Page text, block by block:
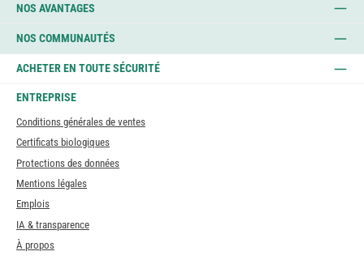
NOS AVANTAGES
NOS COMMUNAUTÉS
ACHETER EN TOUTE SÉCURITÉ
ENTREPRISE
Conditions générales de ventes
Certificats biologiques
Protections des données
Mentions légales
Emplois
IA & transparence
À propos